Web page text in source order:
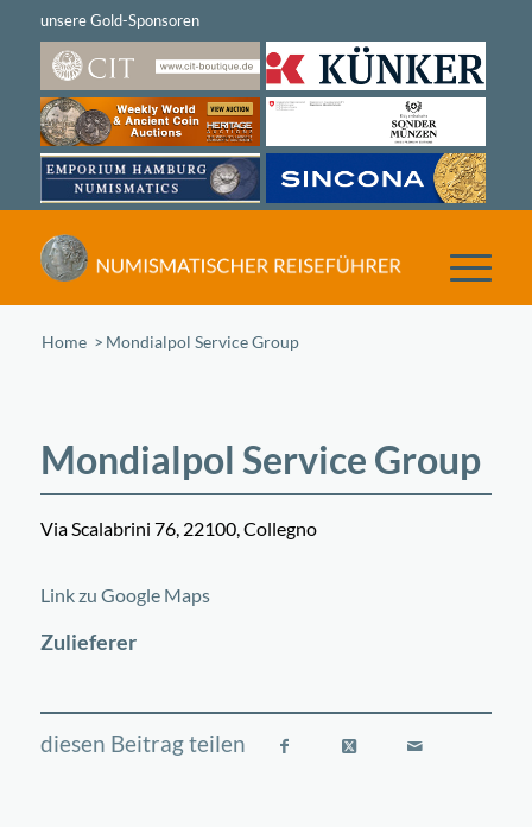
Home /Mondialpol Service Group
Mondialpol Service Group
Via Scalabrini 76, 22100, Collegno
+
Link zu Google Maps
Zulieferer